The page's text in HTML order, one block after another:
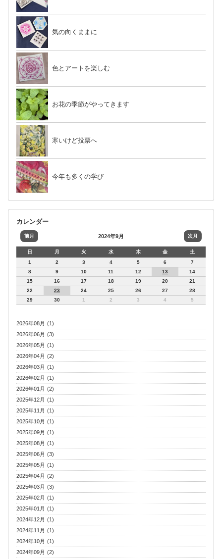
気の向くままに
色とアートを楽しむ
お花の季節がやってきます
寒いけど投票へ
今年も多くの学び
カレンダー
前月 2024年9月 次月
日 月 火 水 木 金
土
1
2 3 4 5 6
7
8
9 10 11 12 13
14
15
16 17 18 19 20
21
22
23 24 25 26 27
28
29
30 1 2 3 4 5
2026年08月 (1)
2026年06月 (3)
2026年05月 (1)
2026年04月 (2)
2026年03月 (1)
2026年02月 (1)
2026年01月 (2)
2025年12月 (1)
2025年11月 (1)
2025年10月 (1)
2025年09月 (1)
2025年08月 (1)
2025年06月 (3)
2025年05月 (1)
2025年04月 (2)
2025年03月 (3)
2025年02月 (1)
2025年01月 (1)
2024年12月 (1)
2024年11月 (1)
2024年10月 (1)
2024年09月 (2)